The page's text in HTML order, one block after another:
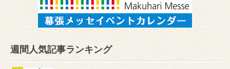
週間人気記事ランキング